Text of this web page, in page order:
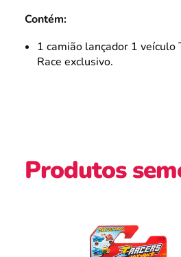
Contém:
1 camião lançador 1 veículo
Race exclusivo.
Produtos